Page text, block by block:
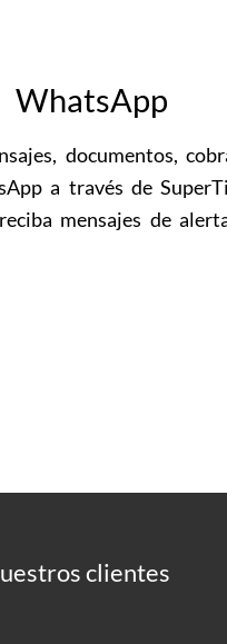
WhatsApp
documentos,
a través de
mensajes de
clientes